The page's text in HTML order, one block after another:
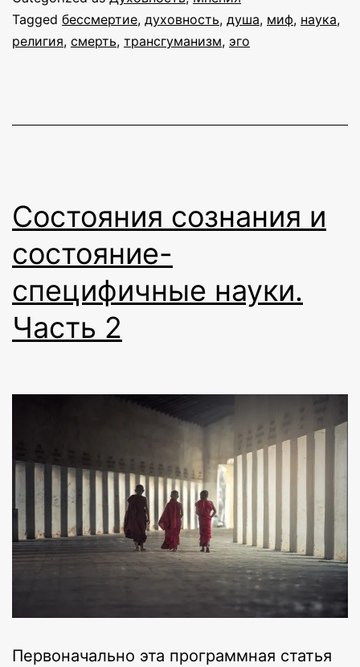
Tagged бессмертие, духовность, душа, миф, наука,
религия, смерть, трансгуманизм, эго
Состояния сознания и
состояние-
специфичные науки.
Часть 2
Первоначально эта программная статья